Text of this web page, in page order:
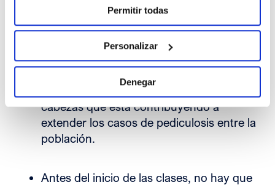
Permitir todas
Personalizar
Denegar
También será importante evitar hábitos
como hacerseselfies y otros
comportamientos que favorecen la
una práctica de contacto directo entre
cabezas que está contribuyendo a
extender los casos de pediculosis entre la
población.
Antes del inicio de las clases, no hay que